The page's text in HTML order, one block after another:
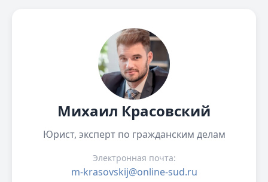
Михаил Красовский
Юрист, эксперт по гражданским делам
Электронная почта:
m-krasovskij@online-sud.ru